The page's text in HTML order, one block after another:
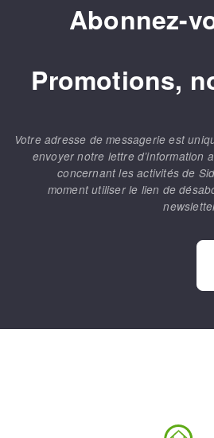
Abonnez-
Promotions,
Votre adresse de messagerie est
envoyer notre lettre d’information
concernant les activités de
moment utiliser le lien de